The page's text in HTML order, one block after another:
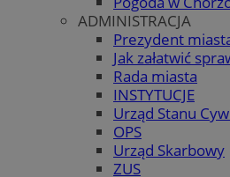
ADMINISTRACJA
Prezydent
Jak załatwić
Rada miasta
INSTYTUCJE
Urząd Stanu
OPS
Urząd Skarbowy
ZUS